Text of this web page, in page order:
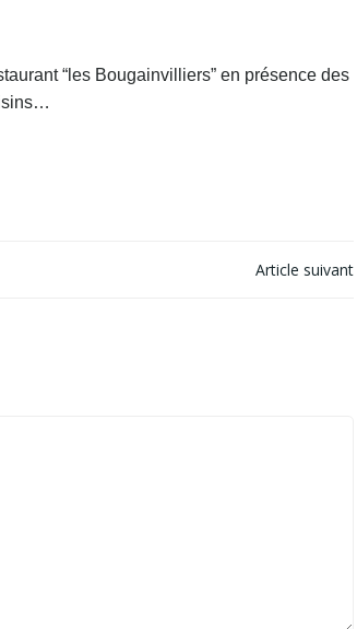
“les Bougainvilliers” en présence des
Article suivant